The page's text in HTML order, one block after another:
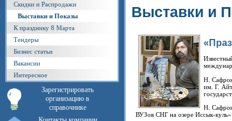
Скидки и Распродажи
Выставки и Показы
К празднику 8 Марта
Тендеры
Бизнес статьи
Вакансии
Интересное
Зарегистрировать
организацию в
справочнике
Выставки и
Н.
им. Г.
Н.
ВУЗов СНГ на озере Иссык-куль»